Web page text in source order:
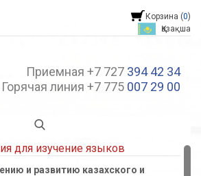
Корзина (0)
Қазақша
Приемная +7 727 394 42 34
Горячая линия +7 775 007 29 00
для изучение языков
и развитию казахского и